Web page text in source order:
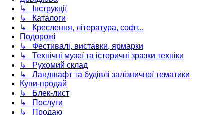
↳ Інструкції
↳ Каталоги
↳ Креслення, література, софт...
Подорожі
↳ Фестивалі, виставки, ярмарки
↳ Технічні музеї та історичні зразки техніки
↳ Рухомий склад
↳ Ландшафт та будівлі залізничної тематики
Купи-продай
↳ Блек-лист
↳ Послуги
↳ Продаю